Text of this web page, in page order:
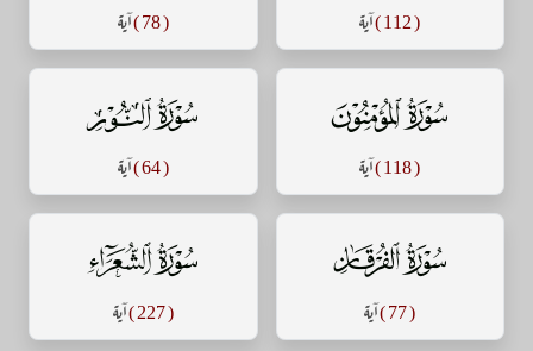
( 112 ) آية ( 78 ) آية
سورة المؤمنون
( 118 ) آية
سورة النور
( 64 ) آية
سورة الفرقان
( 77 ) آية
سورة الشعراء
( 227 ) آية